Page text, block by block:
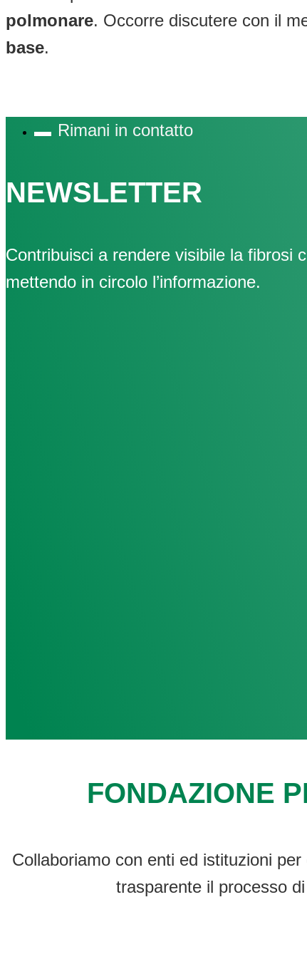
polmonare. Occorre discutere con il
base.
Rimani in contatto
NEWSLETTER
Contribuisci a rendere visibile la fibrosi
mettendo in circolo l’informazione.
FONDAZIONE
Collaboriamo con enti ed istituzioni
trasparente il processo